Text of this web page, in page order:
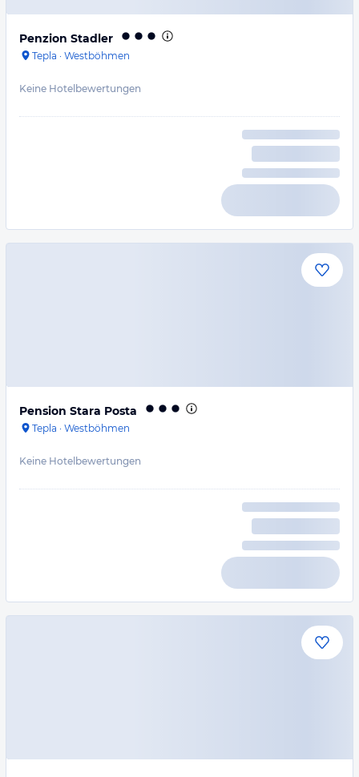
Penzion Stadler
Tepla · Westböhmen
Keine Hotelbewertungen
Pension Stara Posta
Tepla · Westböhmen
Keine Hotelbewertungen